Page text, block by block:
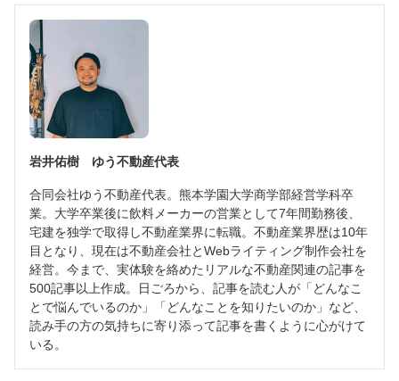
岩井佑樹 ゆう不動産代表
合同会社ゆう不動産代表。熊本学園大学商学部経営学科卒
業。大学卒業後に飲料メーカーの営業として7年間勤務後、
宅建を独学で取得し不動産業界に転職。不動産業界歴は10年
目となり、現在は不動産会社とWebライティング制作会社を
経営。今まで、実体験を絡めたリアルな不動産関連の記事を
500記事以上作成。日ごろから、記事を読む人が「どんなこ
とで悩んでいるのか」「どんなことを知りたいのか」など、
読み手の方の気持ちに寄り添って記事を書くように心がけて
いる。